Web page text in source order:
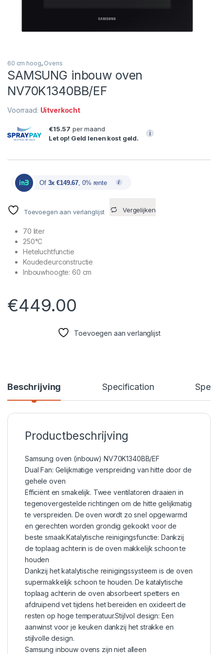
60 cm hoog, Ovens
SAMSUNG inbouw oven
NV70K1340BB/EF
Voorraad: Uitverkocht
€15.57 per maand
Let op! Geld lenen kost geld.
i
Of 3x €149.67 , 0% rente
Toevoegen aan verlanglijst Vergelijken
70 liter
250°C
Heteluchtfunctie
Koudedeurconstructie
Inbouwhoogte: 60 cm
€449.00
Toevoegen aan verlanglijst
Beschrijving Specification
Productbeschrijving
Samsung oven (inbouw) NV70K1340BB/EF
Dual Fan: Gelijkmatige verspreiding van hitte door de
gehele oven
Efficiënt en smakelijk. Twee ventilatoren draaien in
tegenovergestelde richtingen om de hitte gelijkmatig
te verspreiden. De oven wordt zo snel opgewarmd
en gerechten worden grondig gekookt voor de
beste smaak.Katalytische reinigingsfunctie: Dankzij
de toplaag achterin is de oven makkelijk schoon te
houden
Dankzij het katalytische reinigingssysteem is de oven
supermakkelijk schoon te houden. De katalytische
toplaag achterin de oven absorbeert spetters en
afdruipend vet tijdens het bereiden en oxideert de
resten op hoge temperatuur.Stijlvol design: Een
aanwinst voor je keuken dankzij het strakke en
stijlvolle design.
Samsung inbouw ovens zijn niet alleen